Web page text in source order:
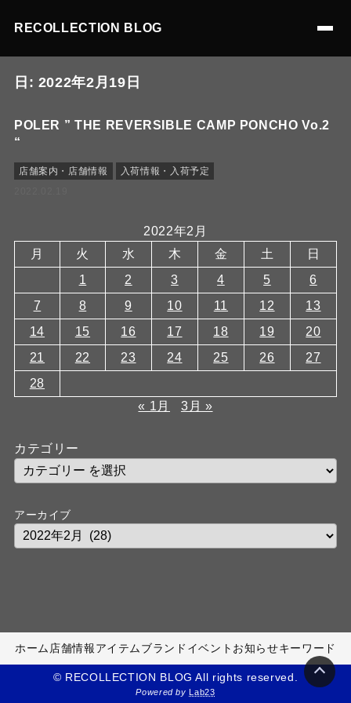
RECOLLECTION BLOG
日: 2022年2月19日
POLER ” THE REVERSIBLE CAMP PONCHO Vo.2
“
店舗案内・店舗情報
入荷情報・入荷予定
2022年2月
月
火 水 木 金 土
日
1
2 3 4 5
6
7
8 9 10 11 12
13
14
15 16 17 18 19
20
21
22 23 24 25 26
27
28
« 1月
3月 »
カテゴリー
アーカイブ
ホーム 店舗情報アイテムブランド イベント お知らせキーワード
© RECOLLECTION BLOG All rights reserved.
Powered byLab23